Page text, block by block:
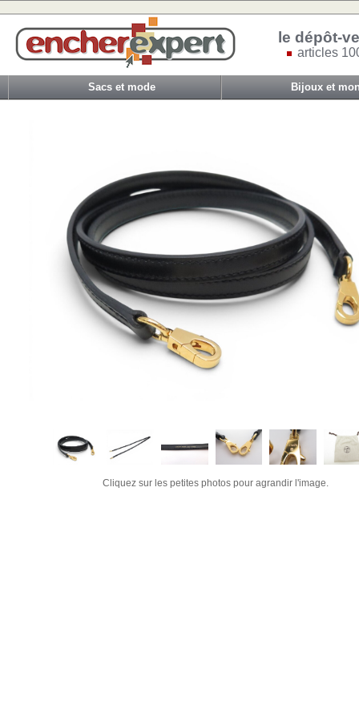
le dépôt-
articles
Sacs et mode Bijoux et
Cliquez sur les petites photos pour agrandir l'image.